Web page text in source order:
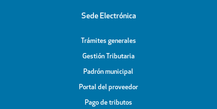
Sede Electrónica
Trámites generales
Gestión Tributaria
Padrón municipal
Portal del proveedor
Pago de tributos